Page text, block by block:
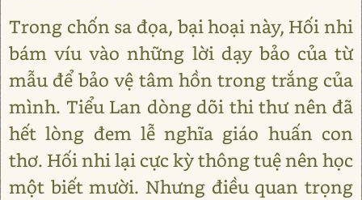
Trong chốn sa đọa, bại hoại này, Hối nhi
bám víu vào những lời dạy bảo của từ
mẫu để bảo vệ tâm hồn trong trắng của
mình. Tiểu Lan dòng dõi thi thư nên đã
hết lòng đem lễ nghĩa giáo huấn con
thơ. Hối nhi lại cực kỳ thông tuệ nên học
một biết mười. Nhưng điều quan trọng